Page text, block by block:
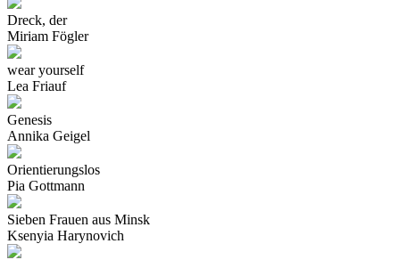
Dreck, der
Miriam Fögler
wear yourself
Lea Friauf
Genesis
Annika Geigel
Orientierungslos
Pia Gottmann
Sieben Frauen aus Minsk
Ksenyia Harynovich